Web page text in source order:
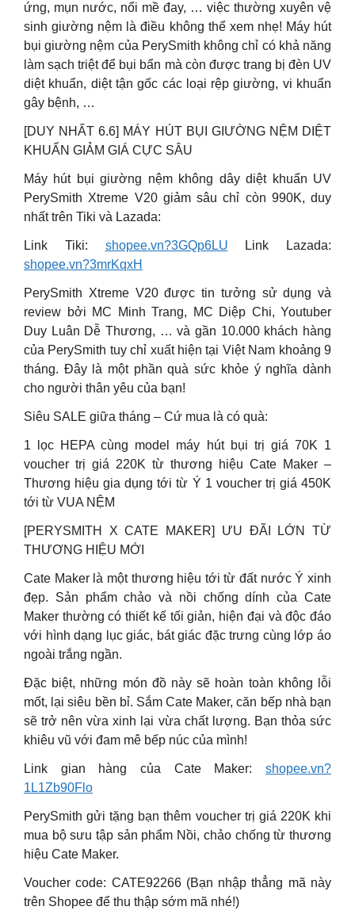
ứng, mụn nước, nổi mề đay, … việc thường xuyên vệ
sinh giường nệm là điều không thể xem nhẹ! Máy hút
bụi giường nệm của PerySmith không chỉ có khả năng
làm sạch triệt để bụi bẩn mà còn được trang bị đèn UV
diệt khuẩn, diệt tận gốc các loại rệp giường, vi khuẩn
gây bệnh, …
[DUY NHẤT 6.6] MÁY HÚT BỤI GIƯỜNG NỆM DIỆT
KHUẨN GIẢM GIÁ CỰC SÂU
Máy hút bụi giường nệm không dây diệt khuẩn UV
PerySmith Xtreme V20 giảm sâu chỉ còn 990K, duy
nhất trên Tiki và Lazada:
Link Tiki: shopee.vn?3GQp6LU Link Lazada:
shopee.vn?3mrKqxH
PerySmith Xtreme V20 được tin tưởng sử dụng và
review bởi MC Minh Trang, MC Diệp Chi, Youtuber
Duy Luân Dễ Thương, … và gần 10.000 khách hàng
của PerySmith tuy chỉ xuất hiện tại Việt Nam khoảng 9
tháng. Đây là một phần quà sức khỏe ý nghĩa dành
cho người thân yêu của bạn!
Siêu SALE giữa tháng – Cứ mua là có quà:
1 lọc HEPA cùng model máy hút bụi trị giá 70K 1
voucher trị giá 220K từ thương hiệu Cate Maker –
Thương hiệu gia dụng tới từ Ý 1 voucher trị giá 450K
tới từ VUA NỆM
[PERYSMITH X CATE MAKER] ƯU ĐÃI LỚN TỪ
THƯƠNG HIỆU MỚI
Cate Maker là một thương hiệu tới từ đất nước Ý xinh
đẹp. Sản phẩm chảo và nồi chống dính của Cate
Maker thường có thiết kế tối giản, hiện đại và độc đáo
với hình dạng lục giác, bát giác đặc trưng cùng lớp áo
ngoài trắng ngần.
Đặc biệt, những món đồ này sẽ hoàn toàn không lỗi
mốt, lại siêu bền bỉ. Sắm Cate Maker, căn bếp nhà bạn
sẽ trở nên vừa xinh lại vừa chất lượng. Bạn thỏa sức
khiêu vũ với đam mê bếp núc của mình!
Link gian hàng của Cate Maker: shopee.vn?
1L1Zb90Flo
PerySmith gửi tặng bạn thêm voucher trị giá 220K khi
mua bộ sưu tập sản phẩm Nồi, chảo chống từ thương
hiệu Cate Maker.
Voucher code: CATE92266 (Bạn nhập thẳng mã này
trên Shopee để thu thập sớm mã nhé!)